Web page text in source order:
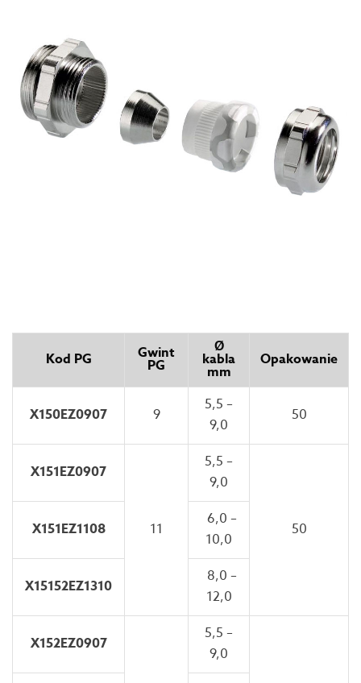
Kod PG Gwint
PG
Ø
kabla
mm
Opakowanie
X150EZ0907 9
5,5 –
9,0
50
X151EZ0907
11
5,5 –
9,0
50
X151EZ1108
6,0 –
10,0
X15152EZ1310
8,0 –
12,0
X152EZ0907
5,5 –
9,0